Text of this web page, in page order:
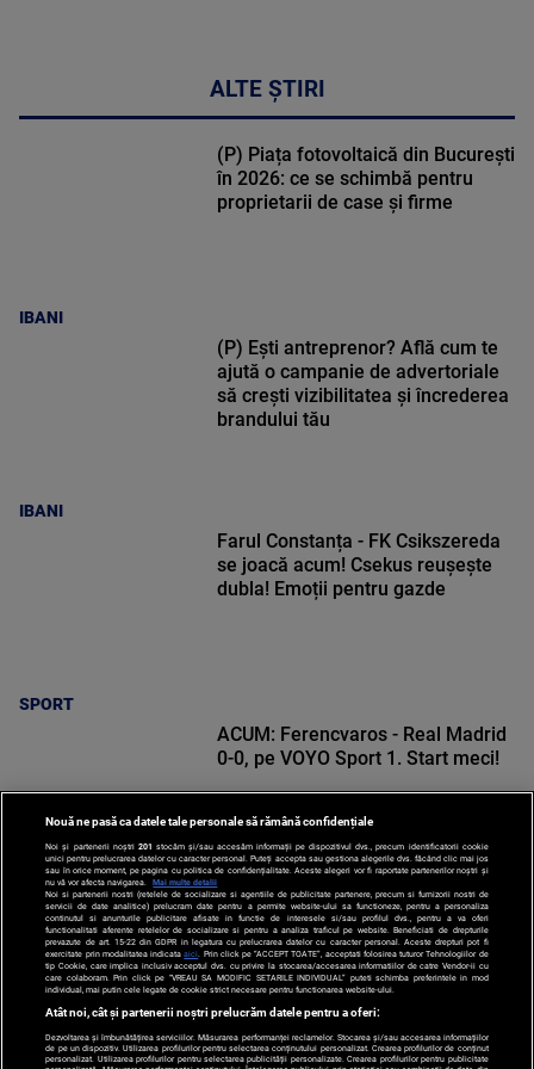
ALTE ȘTIRI
IBANI
(P) Piața fotovoltaică din București
în 2026: ce se schimbă pentru
proprietarii de case și firme
IBANI
(P) Ești antreprenor? Află cum te
ajută o campanie de advertoriale
să crești vizibilitatea și încrederea
brandului tău
SPORT
Farul Constanța - FK Csikszereda
se joacă acum! Csekus reușește
dubla! Emoții pentru gazde
SPORT
ACUM: Ferencvaros - Real Madrid
0-0, pe VOYO Sport 1. Start meci!
Nouă ne pasă ca datele tale personale să rămână confidențiale
Noi și partenerii noștri 201 stocăm și/sau accesăm informații pe dispozitivul dvs., precum identificatorii cookie
unici pentru prelucrarea datelor cu caracter personal. Puteți accepta sau gestiona alegerile dvs. făcând clic mai jos
sau în orice moment, pe pagina cu politica de confidențialitate. Aceste alegeri vor fi raportate partenerilor noștri și
nu vă vor afecta navigarea.
Mai multe detalii
Noi si partenerii nostri (retelele de socializare si agentiile de publicitate partenere, precum si furnizorii nostri de
servicii de date analitice) prelucram date pentru a permite website-ului sa functioneze, pentru a personaliza
continutul si anunturile publicitare afisate in functie de interesele si/sau profilul dvs., pentru a va oferi
functionalitati aferente retelelor de socializare si pentru a analiza traficul pe website. Beneficiati de drepturile
prevazute de art. 15-22 din GDPR in legatura cu prelucrarea datelor cu caracter personal. Aceste drepturi pot fi
exercitate prin modalitatea indicataaici . Prin click pe “ACCEPT TOATE”, acceptati folosirea tuturor Tehnologiilor de
tip Cookie, care implica inclusiv acceptul dvs. cu privire la stocarea/accesarea informatiilor de catre Vendor-ii cu
care colaboram. Prin click pe “VREAU SA MODIFIC SETARILE INDIVIDUAL” puteti schimba preferintele in mod
individual, mai putin cele legate de cookie strict necesare pentru functionarea website-ului.
Atât noi, cât și partenerii noștri prelucrăm datele pentru a oferi:
Dezvoltarea și îmbunătățirea serviciilor. Măsurarea performanței reclamelor. Stocarea și/sau accesarea informațiilor
de pe un dispozitiv. Utilizarea profilurilor pentru selectarea conținutului personalizat. Crearea profilurilor de conținut
personalizat. Utilizarea profilurilor pentru selectarea publicității personalizate. Crearea profilurilor pentru publicitate